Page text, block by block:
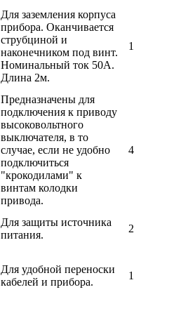
Для заземления корпуса
прибора. Оканчивается
струбциной и
наконечником под винт.
Номинальный ток 50А.
Длина 2м.
1
Предназначены для
подключения к приводу
высоковольтного
выключателя, в то
случае, если не удобно
подключиться
"крокодилами" к
винтам колодки
привода.
4
Для защиты источника
питания.
2
Для удобной переноски
кабелей и прибора.
1